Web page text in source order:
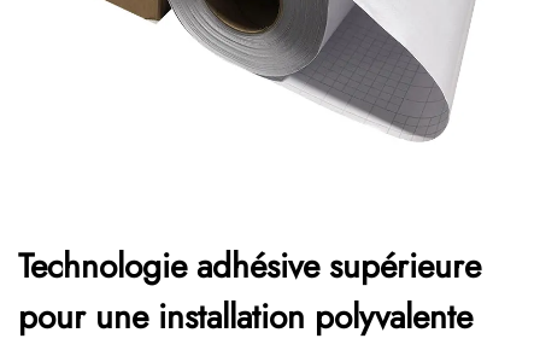
Technologie adhésive supérieure
pour une installation polyvalente